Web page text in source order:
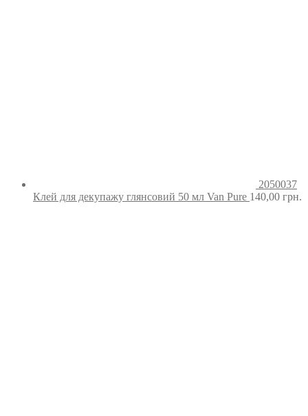
2050037
Клей для декупажу глянсовий 50 мл Van Pure 140,00 грн.